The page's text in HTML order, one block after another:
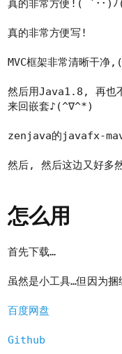
真的非常方便!( ´･･
真的非常方便写!
MVC框架非常清晰干净
然后用Java1.8, 再
来回嵌套♪(^∇^*)
zenjava的javafx-
然后, 然后这边又好多
怎么用
首先下载…
虽然是小工具…但因为
百度网盘
Github